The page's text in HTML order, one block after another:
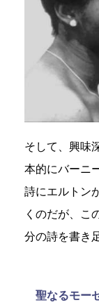
そして、興味
本的にバーニ
詩にエルトン
くのだが、こ
分の詩を書き
聖なるモー